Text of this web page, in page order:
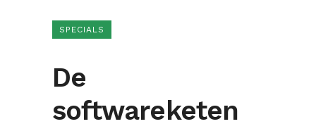
SPECIALS
De
softwareketen